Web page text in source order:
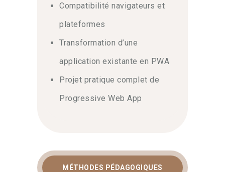
Compatibilité navigateurs et
plateformes
Transformation d’une
application existante en PWA
Projet pratique complet de
Progressive Web App
MÉTHODES PÉDAGOGIQUES